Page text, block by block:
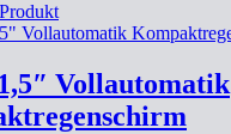
Vollautomatik